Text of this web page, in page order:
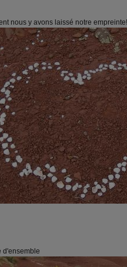
nous y avons laissé notre
d'ensemble